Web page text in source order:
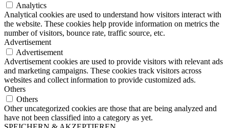
Analytics
Analytical cookies are used to understand how visitors interact with
the website. These cookies help provide information on metrics the
number of visitors, bounce rate, traffic source, etc.
Advertisement
Advertisement
Advertisement cookies are used to provide visitors with relevant ads
and marketing campaigns. These cookies track visitors across
websites and collect information to provide customized ads.
Others
Others
Other uncategorized cookies are those that are being analyzed and
have not been classified into a category as yet.